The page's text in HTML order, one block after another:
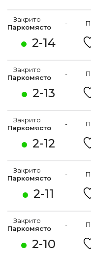
2-14
Закрито
Паркомясто
-
2-13
Закрито
Паркомясто
-
2-12
Закрито
Паркомясто
-
2-11
Закрито
Паркомясто
-
2-10
Закрито
Паркомясто
-